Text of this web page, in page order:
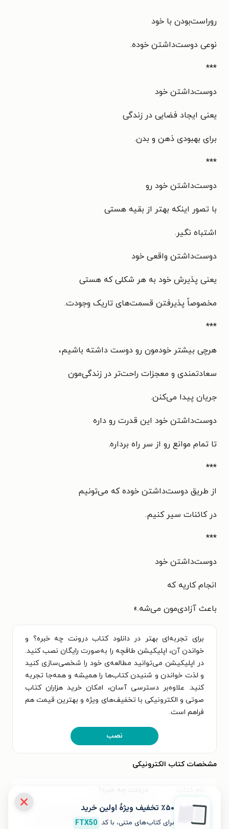
روراست‌بودن با خود
نوعی دوست‌داشتن خوده.
***
دوست‌داشتن خود
یعنی ایجاد فضایی در زندگی
برای بهبودی ذهن و بدن.
***
دوست‌داشتن خود رو
با تصور اینکه بهتر از بقیه هستی
اشتباه نگیر.
دوست‌داشتن واقعی خود
یعنی پذیرش خود به هر شکلی که هستی
مخصوصاً پذیرفتن قسمت‌های تاریک وجودت.
***
هرچی بیشتر خودمون رو دوست داشته باشیم،
سعادتمندی و معجزات راحت‌تر در زندگی‌مون
جریان پیدا می‌کنن.
دوست‌داشتن خود این قدرت رو داره
تا تمام موانع رو از سر راه برداره.
***
از طریق دوست‌داشتن خوده که می‌تونیم
در کائنات سیر کنیم.
***
دوست‌داشتن خود
انجام کاریه که
باعث آزادی‌مون می‌شه.»
برای تجربه‌ای بهتر در دانلود کتاب درونت چه خبره؟ و
خواندن آن، اپلیکیشن طاقچه را به‌صورت رایگان نصب کنید.
در اپلیکیشن می‌توانید مطالعه‌ی خود را شخصی‌سازی کنید
و لذت خواندن و شنیدن کتاب‌ها را همیشه و همه‌جا تجربه
کنید. علاوه‌بر دسترسی آسان، امکان خرید هزاران کتاب
صوتی و الکترونیکی با تخفیف‌های ویژه و بهترین قیمت هم
فراهم است.
نصب
مشخصات کتاب الکترونیکی
درونت چه خبره؟
عنوان دیگر مینیمال‌نوشته، با آمیزه‌ای از خودیاری
٪۵۰ تخفیف ویژۀ اولین خرید
برای کتاب‌های متنی، با کد FTX50